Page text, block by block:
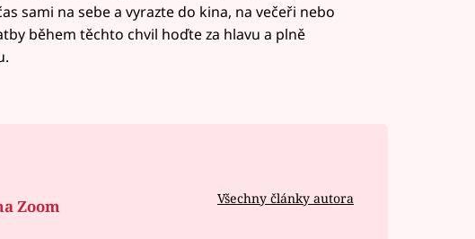
sami na sebe a vyrazte do kina, na večeři nebo
během těchto chvil hoďte za hlavu a plně
Zoom Všechny články autora